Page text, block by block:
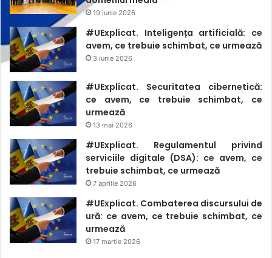
19 iunie 2026
#UExplicat. Inteligența artificială: ce
avem, ce trebuie schimbat, ce urmează
3 iunie 2026
#UExplicat. Securitatea cibernetică:
ce avem, ce trebuie schimbat, ce
urmează
13 mai 2026
#UExplicat. Regulamentul privind
serviciile digitale (DSA): ce avem, ce
trebuie schimbat, ce urmează
7 aprilie 2026
#UExplicat. Combaterea discursului de
ură: ce avem, ce trebuie schimbat, ce
urmează
17 martie 2026